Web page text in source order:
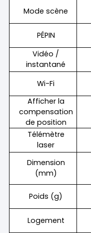
Mode scène
PÉPIN
Vidéo /
instantané
Wi-Fi
Afficher la
compensation
de position
Télémètre
laser
Dimension
(mm)
Poids (g)
Logement